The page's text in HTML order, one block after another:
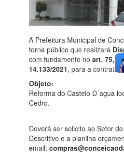
A Prefeitura Municipal de
torna público que realizará
com fundamento no art. 75,
14.133/2021, para a
Objeto:
Reforma do Castelo D´agua
Cedro.
Deverá ser solicito ao Setor
Descritivo e a planilha
email: